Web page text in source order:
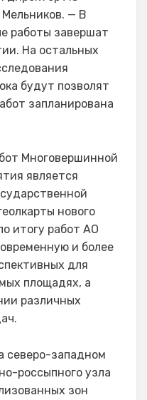
— В
работы завершат
На остальных
будут позволят
запланирована
Многовершинной
является
нового
итогу работ АО
и более
для
площадях, а
различных
северо-западном
россыпного узла
зон